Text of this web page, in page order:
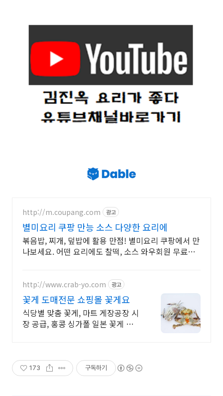
http://m.coupang.com 광고
별미요리 쿠팡 만능 소스 다양한 요리에
볶음밥, 찌개, 덮밥에 활용 만점! 별미요리 쿠팡에서 만
나보세요. 어떤 요리에도 찰떡, 소스 와우회원 무료배
http://www.crab-yo.com 광고
꽃게 도매전문 쇼핑몰 꽃게요
식당별 맞춤 꽃게, 마트 게장공장 시
장 공급, 홍콩 싱가폴 일본 꽃게 수출
173 구독하기